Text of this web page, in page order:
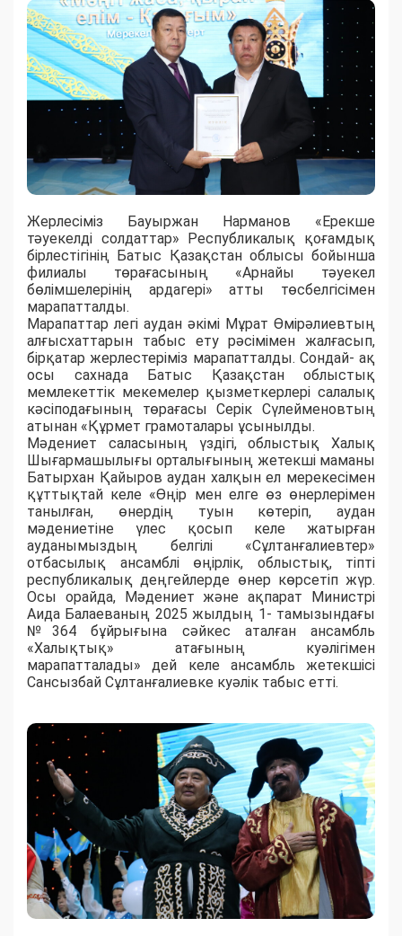
Жерлесіміз Бауыржан Нарманов «Ерекше
тәуекелді солдаттар» Республикалық қоғамдық
бірлестігінің Батыс Қазақстан облысы бойынша
филиалы төрағасының «Арнайы тәуекел
бөлімшелерінің ардагері» атты төсбелгісімен
марапатталды.
Марапаттар легі аудан әкімі Мұрат Өмірәлиевтың
алғысхаттарын табыс ету рәсімімен жалғасып,
бірқатар жерлестеріміз марапатталды. Сондай- ақ
осы сахнада Батыс Қазақстан облыстық
мемлекеттік мекемелер қызметкерлері салалық
кәсіподағының төрағасы Серік Сүлейменовтың
атынан «Құрмет грамоталары ұсынылды.
Мәдениет саласының үздігі, облыстық Халық
Шығармашылығы орталығының жетекші маманы
Батырхан Қайыров аудан халқын ел мерекесімен
құттықтай келе «Өңір мен елге өз өнерлерімен
танылған, өнердің туын көтеріп, аудан
мәдениетіне үлес қосып келе жатырған
ауданымыздың белгілі «Сұлтанғалиевтер»
отбасылық ансамблі өңірлік, облыстық, тіпті
республикалық деңгейлерде өнер көрсетіп жүр.
Осы орайда, Мәдениет және ақпарат Министрі
Аида Балаеваның 2025 жылдың 1- тамызындағы
№364 бұйрығына сәйкес аталған ансамбль
«Халықтық» атағының куәлігімен
марапатталады» дей келе ансамбль жетекшісі
Сансызбай Сұлтанғалиевке куәлік табыс етті.